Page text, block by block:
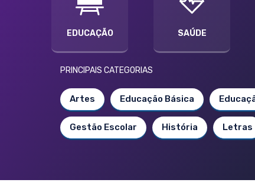
EDUCAÇÃO SAÚDE
PRINCIPAIS CATEGORIAS
Artes Educação Básica
Gestão Escolar História Letras